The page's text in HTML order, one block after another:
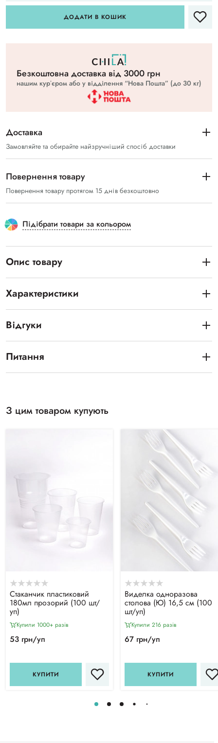
ДОДАТИ В КОШИК
Безкоштовна доставка вiд 3000 грн
нашим курʼєром або у відділення “Нова Пошта” (до 30 кг)
Доставка
Замовляйте та обирайте найзручніший спосіб доставки
Повернення товару
Повернення товару протягом 15 днів безкоштовно
Підібрати товари за кольором
Опис товару
Характеристики
Відгуки
Питання
З цим товаром купують
Стаканчик пластиковий
180мл прозорий (100 шт/
уп)
Купили 1000+ разiв
53 грн/уп
КУПИТИ
Виделка одноразова
столова (Ю) 16,5 см (100
шт/уп)
Купили 216 разiв
67 грн/уп
КУПИТИ